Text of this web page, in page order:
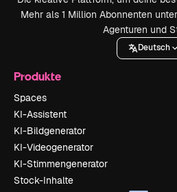
Mehr als 1 Million Abonnenten
Agenturen und
Deutsch
Produkte
Spaces
KI-Assistent
KI-Bildgenerator
KI-Videogenerator
KI-Stimmengenerator
Stock-Inhalte